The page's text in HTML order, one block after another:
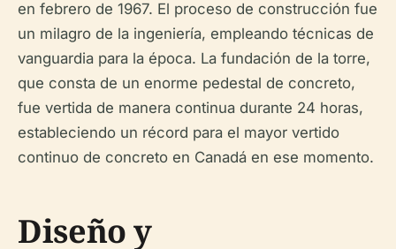
en febrero de 1967. El proceso de construcción fue
un milagro de la ingeniería, empleando técnicas de
vanguardia para la época. La fundación de la torre,
que consta de un enorme pedestal de concreto,
fue vertida de manera continua durante 24 horas,
estableciendo un récord para el mayor vertido
continuo de concreto en Canadá en ese momento.
Diseño y